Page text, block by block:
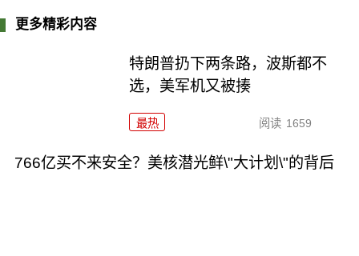
更多精彩内容
特朗普扔下两条路，波斯都不
选，美军机又被揍
最热 阅读 1659
766亿买不来安全？美核潜光鲜\"大计划\"的背后